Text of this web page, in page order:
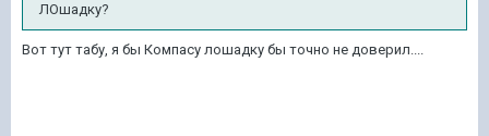
ЛОшадку?
Вот тут табу, я бы Компасу лошадку бы точно не доверил....